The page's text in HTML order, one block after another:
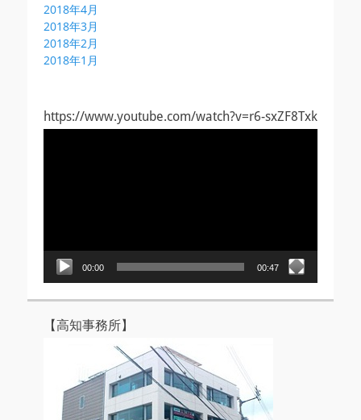
2018年4月
2018年3月
2018年2月
2018年1月
https://www.youtube.com/watch?v=r6-sxZF8Txk
00:00 00:47
【高知事務所】